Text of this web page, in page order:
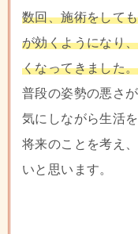
数回、施術をして
が効くようになり
くなってきました。
普段の姿勢の悪さ
気にしながら生活
将来のことを考え
いと思います。